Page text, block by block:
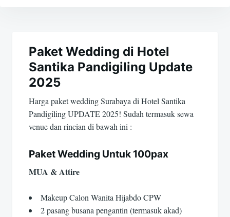
posPaket Wedding di Hotel
Santika Pandigiling Update
2025
Harga paket wedding Surabaya di Hotel Santika
Pandigiling UPDATE 2025! Sudah termasuk sewa
venue dan rincian di bawah ini :
Paket Wedding Untuk 100pax
MUA & Attire
Makeup Calon Wanita Hijabdo CPW
2 pasang busana pengantin (termasuk akad)